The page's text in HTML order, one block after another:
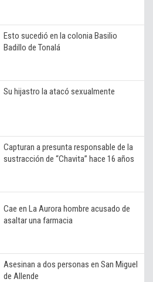
Esto sucedió en la colonia Basilio
Badillo de Tonalá
Su hijastro la atacó sexualmente
Capturan a presunta responsable de la
sustracción de “Chavita” hace 16 años
Cae en La Aurora hombre acusado de
asaltar una farmacia
Asesinan a dos personas en San Miguel
de Allende